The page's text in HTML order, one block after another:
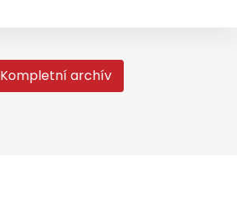
Kompletní archív